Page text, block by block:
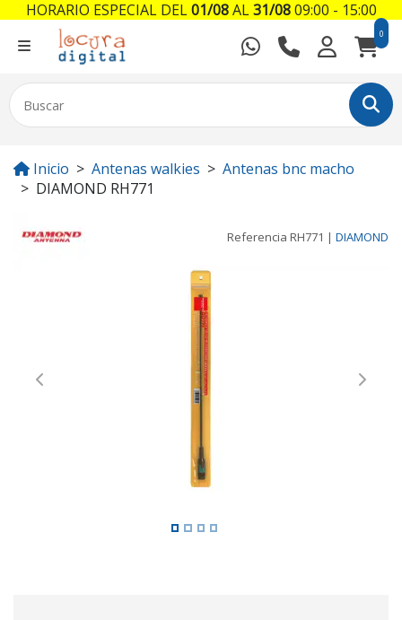
0
Inicio Antenas walkies
Antenas bnc macho
DIAMOND RH771
Referencia RH771 | DIAMOND
Previous Next
HORARIO ESPECIAL DEL01/08AL31/0809:00 - 15:00